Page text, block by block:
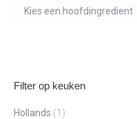
Filter op keuken
Hollands (1)